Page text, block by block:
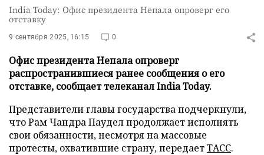
India Today: Офис президента Непала опроверг его
отставку
9 сентября 2025, 16:15 0
Офис президента Непала опроверг
распространившиеся ранее сообщения о его
отставке, сообщает телеканал India Today.
Представители главы государства подчеркнули,
что Рам Чандра Паудел продолжает исполнять
свои обязанности, несмотря на массовые
протесты, охватившие страну, передаетТАСС.